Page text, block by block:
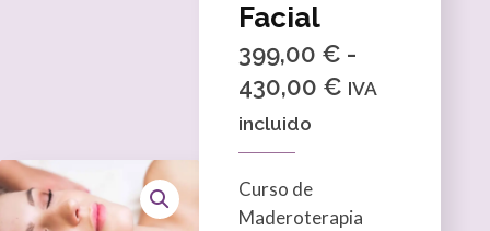
Facial
399,00 € -
430,00 €
Rango
de
hasta
IVA
incluido
Curso de
Maderoterapia